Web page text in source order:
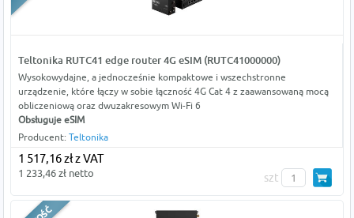
Teltonika RUTC41 edge router 4G eSIM (RUTC41000000)
Wysokowydajne, a jednocześnie kompaktowe i wszechstronne
urządzenie, które łączy w sobie łączność 4G Cat 4 z zaawansowaną mocą
obliczeniową oraz dwuzakresowym Wi-Fi 6
Obsługuje eSIM
Producent: Teltonika
1 517,16 zł z VAT
1 233,46 zł netto szt